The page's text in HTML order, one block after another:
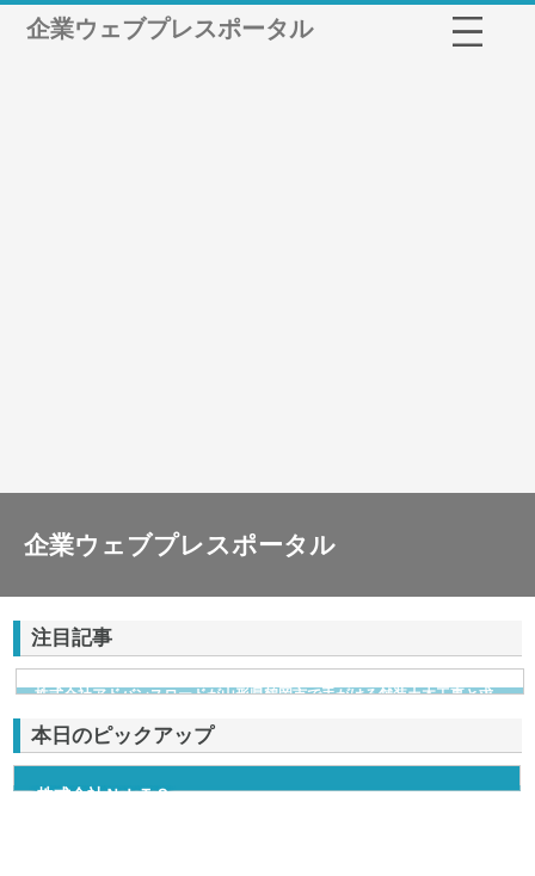
企業ウェブプレスポータル
企業ウェブプレスポータル
注目記事
株式会社アドバンスロードが山形県鶴岡市で手がける舗装土木工事と求
本日のピックアップ
株式会社ＮＩＴＳ